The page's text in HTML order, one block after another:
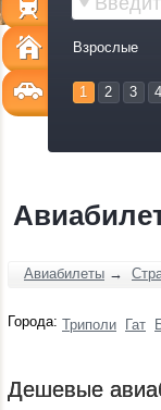
Взрослые
1 2 3 4
Авиабилеты →
Города: Триполи Гат
Дешевые